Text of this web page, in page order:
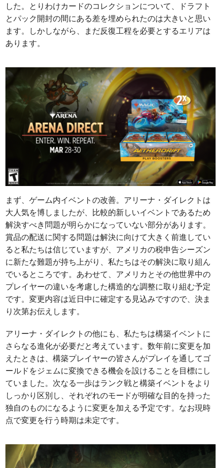
した。とりわけカードのコレクションについて、ドラフト
とパック開封の間にある差を埋められたのは大きいと思い
ます。しかしながら、まだ反復工程を必要とするエリアは
あります。
まず、ゲーム内イベントの改善。アリーナ・ダイレクトは
大人気を博しましたが、比較的新しいイベントであるため
解決すべき問題が明らかになっていない部分があります。
賞品の配送に関する問題は解決に向けて大きく前進してい
ると私たちは信じていますが、アメリカの税申告シーズン
に新たな難題が持ち上がり、私たちはその解決に取り組ん
でいるところです。あわせて、アメリカとその他世界中の
プレイヤーの違いを考慮した構造的な調整に取り組む予定
です。変更内容は近日中に確定する見込みですので、決ま
り次第お伝えします。
アリーナ・ダイレクトの他にも、私たちは構築イベントに
さらなる進化が必要だと考えています。数年前に変更を加
えたときは、構築プレイヤーの皆さんがプレイを通してゴ
ールドをジェムに変換できる機会を設けることを目標にし
ていました。次なる一歩はランク戦と構築イベントをより
しっかり区別し、それぞれのモードが明確な目的を持った
独自のものになるように変更を加える予定です。なお現時
点で変更を行う時期は未定です。